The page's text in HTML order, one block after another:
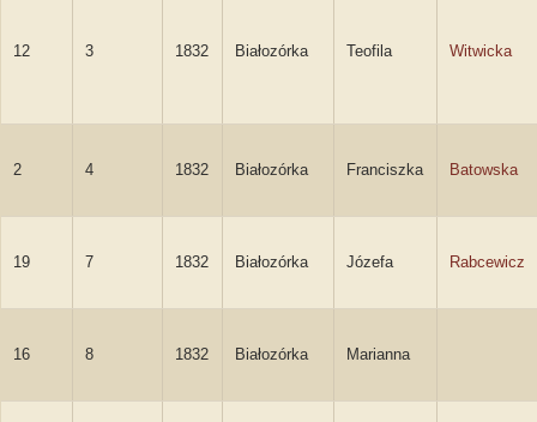
12 3 1832 Białozórka Teofila Witwicka
2 4 1832 Białozórka Franciszka Batowska
19 7 1832 Białozórka Józefa Rabcewicz
16 8 1832 Białozórka Marianna